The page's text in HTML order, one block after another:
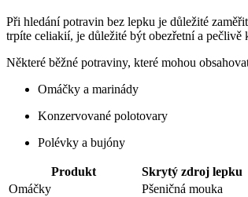
Při hledání potravin bez lepku je důležité
trpíte celiakií, je důležité být obezřetní a pečlivě
Některé běžné potraviny, které mohou
Omáčky a marinády
Konzervované polotovary
Polévky a bujóny
Produkt
Skrytý zdroj lepku
Omáčky
Pšeničná mouka